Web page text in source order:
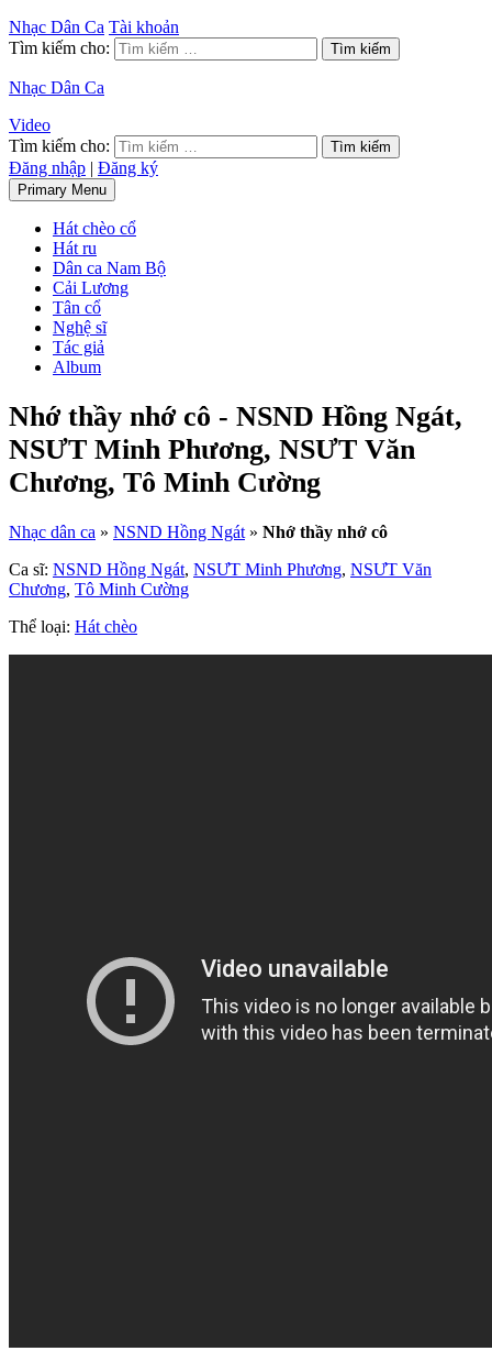
Nhạc Dân Ca Tài khoản
Tìm kiếm cho:
Nhạc Dân Ca
Video
Tìm kiếm cho:
Đăng nhập | Đăng ký
Primary Menu
Hát chèo cổ
Hát ru
Dân ca Nam Bộ
Cải Lương
Tân cổ
Nghệ sĩ
Tác giả
Album
Nhớ thầy nhớ cô - NSND Hồng Ngát,
NSƯT Minh Phương, NSƯT Văn
Chương, Tô Minh Cường
Nhạc dân ca » NSND Hồng Ngát» Nhớ thầy nhớ cô
Ca sĩ: NSND Hồng Ngát, NSƯT Minh Phương, NSƯT Văn
Chương, Tô Minh Cường
Thể loại: Hát chèo